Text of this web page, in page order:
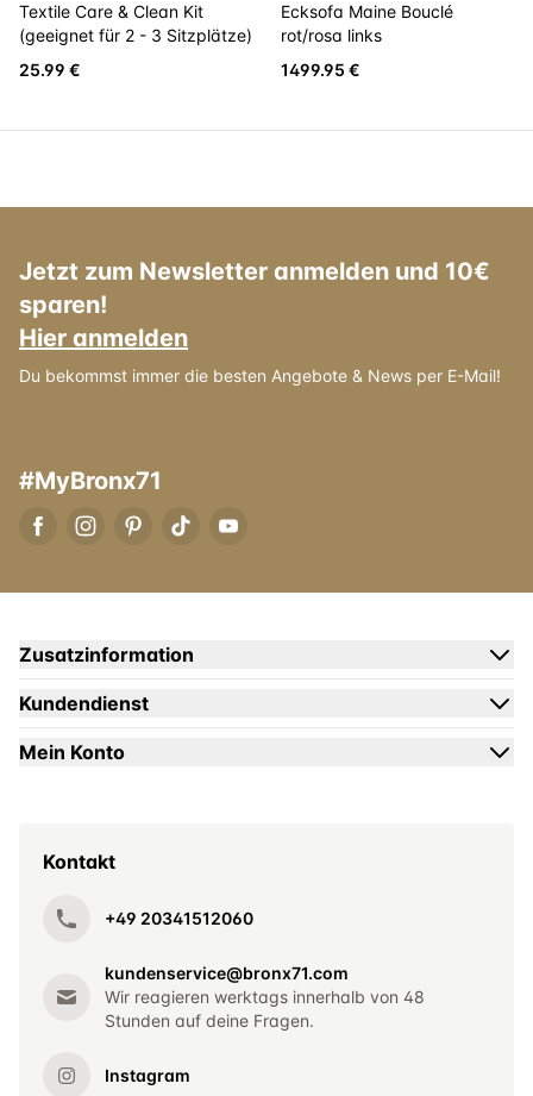
Textile Care & Clean Kit
(geeignet für 2 - 3 Sitzplätze)
25.99 €
Ecksofa Maine Bouclé
rot/rosa links
1499.95 €
Jetzt zum Newsletter anmelden und 10€
sparen!
Hier anmelden
Du bekommst immer die besten Angebote & News per E-Mail!
#MyBronx71
Zusatzinformation
Kundendienst
Mein Konto
Kontakt
+49 20341512060
kundenservice@bronx71.com
Wir reagieren werktags innerhalb von 48
Stunden auf deine Fragen.
Instagram